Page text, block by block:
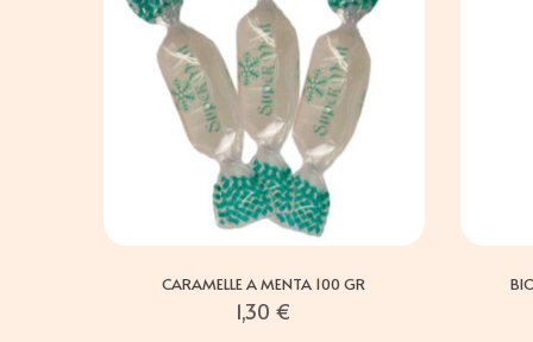
CARAMELLE A MENTA 100 GR
1,30 €